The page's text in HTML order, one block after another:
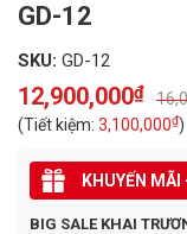
GD-12
SKU: GD-12
Original
price
was:
16,000,000₫.
12,900,000₫
Current
price
is:
12,900,000₫.
(Tiết kiệm: 3,100,000₫)
KHUYẾN MÃI
BIG SALE KHAI